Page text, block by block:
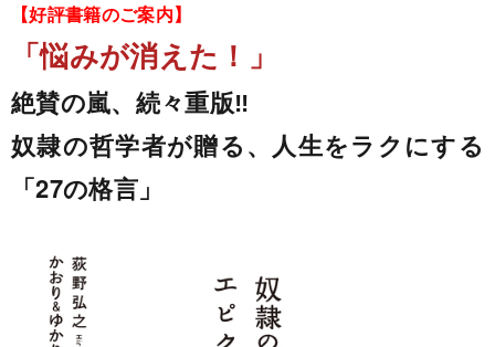
【好評書籍のご案内】
「悩みが消えた！」
絶賛の嵐、続々重版‼
奴隷の哲学者が贈る、人生をラクにする
「27の格言」